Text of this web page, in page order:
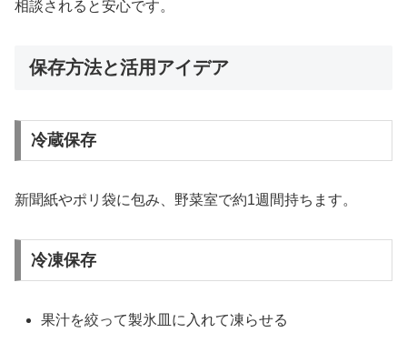
相談されると安心です。
保存方法と活用アイデア
冷蔵保存
新聞紙やポリ袋に包み、野菜室で約1週間持ちます。
冷凍保存
果汁を絞って製氷皿に入れて凍らせる